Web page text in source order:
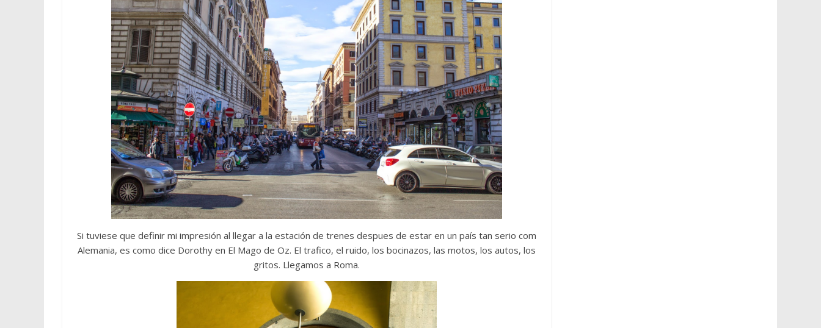
Si tuviese que definir mi impresión al llegar a la estación de trenes despues de estar en un país tan serio com
Alemania, es como dice Dorothy en El Mago de Oz. El trafico, el ruido, los bocinazos, las motos, los autos, los
gritos. Llegamos a Roma.